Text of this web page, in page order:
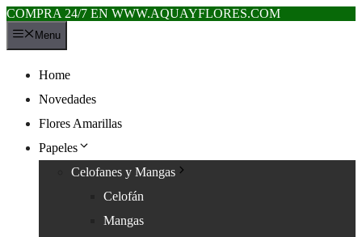
COMPRA 24/7 EN WWW.AQUAYFLORES.COM
Saltar
al
Menu
Home
Novedades
Flores Amarillas
Papeles
Celofanes y Mangas
Celofán
Mangas